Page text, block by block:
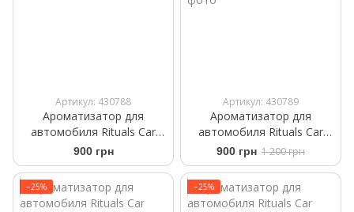
Артикул: 430788
Ароматизатор для
автомобиля Rituals Car
Perfume The Ritual of Sport
+2 Refills 6ml
900 грн
Артикул: 430789
Ароматизатор для
автомобиля Rituals ​Car
Perfume The Rituals of
Mehr +2 Refills 6 ml
900 грн 1 200 грн
−25% −25%